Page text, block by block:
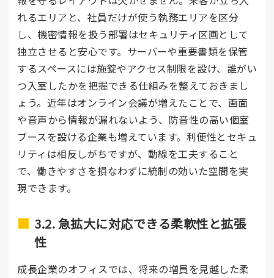
れるエリアと、社員だけが使う執務エリアを区分
し、機密情報を扱う部署はセキュリティ区画として
独立させると安心です。サーバーや重要書類を保管
するスペースには施錠やアクセス制限を設け、誰がい
つ入室したかを把握できる仕組みを整えておきまし
ょう。近年はオンライン会議が増えたことで、画面
や音声から情報が漏れないよう、防音性の高い個室
ブースを設ける企業も増えています。利便性とセキュ
リティは相反しがちですが、動線を工夫すること
で、働きやすさを損なわずに統制の効いた空間を実
現できます。
3.2. 急拡大に対応できる柔軟性と拡張
性
成長企業のオフィスでは、将来の増員を見越した柔